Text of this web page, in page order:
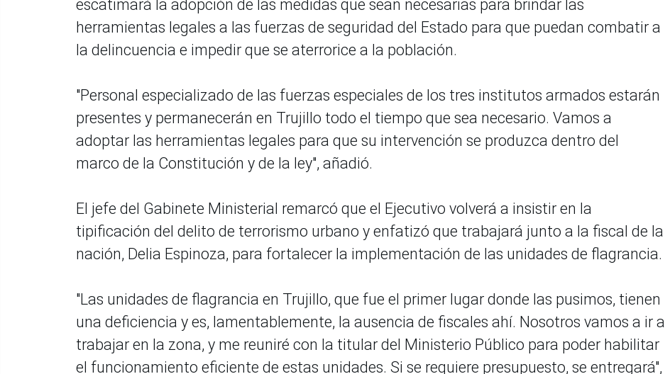
escatimará la adopción de las medidas que sean necesarias para brindar las
herramientas legales a las fuerzas de seguridad del Estado para que puedan combatir a
la delincuencia e impedir que se aterrorice a la población.
"Personal especializado de las fuerzas especiales de los tres institutos armados estarán
presentes y permanecerán en Trujillo todo el tiempo que sea necesario. Vamos a
adoptar las herramientas legales para que su intervención se produzca dentro del
marco de la Constitución y de la ley", añadió.
El jefe del Gabinete Ministerial remarcó que el Ejecutivo volverá a insistir en la
tipificación del delito de terrorismo urbano y enfatizó que trabajará junto a la fiscal de la
nación, Delia Espinoza, para fortalecer la implementación de las unidades de flagrancia.
"Las unidades de flagrancia en Trujillo, que fue el primer lugar donde las pusimos, tienen
una deficiencia y es, lamentablemente, la ausencia de fiscales ahí. Nosotros vamos a ir a
trabajar en la zona, y me reuniré con la titular del Ministerio Público para poder habilitar
el funcionamiento eficiente de estas unidades. Si se requiere presupuesto, se entregará",